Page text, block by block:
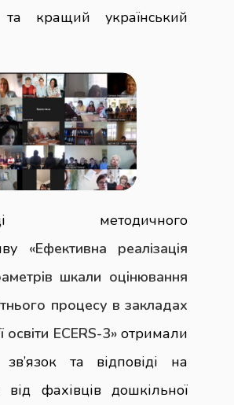
та кращий український
методичного
«Ефективна реалізація
шкали оцінювання
процесу в закладах
освіти ECERS-3»отримали
зв’язок та відповіді на
від фахівців дошкільної